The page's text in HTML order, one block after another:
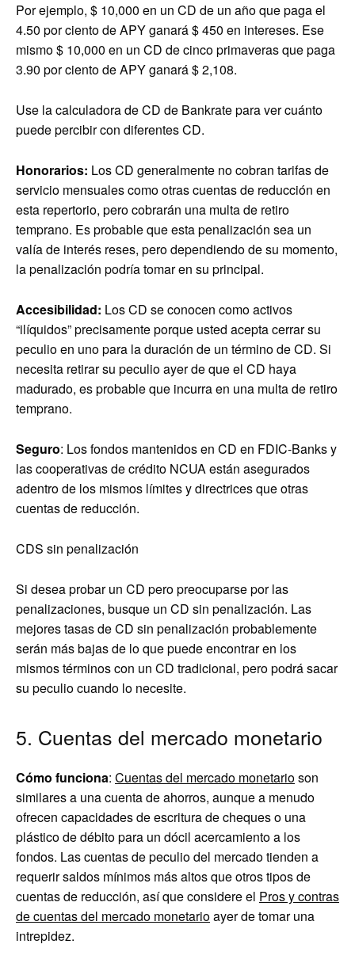
Por ejemplo, $ 10,000 en un CD de un año que paga el
4.50 por ciento de APY ganará $ 450 en intereses. Ese
mismo $ 10,000 en un CD de cinco primaveras que paga
3.90 por ciento de APY ganará $ 2,108.
Use la calculadora de CD de Bankrate para ver cuánto
puede percibir con diferentes CD.
Honorarios: Los CD generalmente no cobran tarifas de
servicio mensuales como otras cuentas de reducción en
esta repertorio, pero cobrarán una multa de retiro
temprano. Es probable que esta penalización sea un
valía de interés reses, pero dependiendo de su momento,
la penalización podría tomar en su principal.
Accesibilidad: Los CD se conocen como activos
“ilíquidos” precisamente porque usted acepta cerrar su
peculio en uno para la duración de un término de CD. Si
necesita retirar su peculio ayer de que el CD haya
madurado, es probable que incurra en una multa de retiro
temprano.
Seguro: Los fondos mantenidos en CD en FDIC-Banks y
las cooperativas de crédito NCUA están asegurados
adentro de los mismos límites y directrices que otras
cuentas de reducción.
CDS sin penalización
Si desea probar un CD pero preocuparse por las
penalizaciones, busque un CD sin penalización. Las
mejores tasas de CD sin penalización probablemente
serán más bajas de lo que puede encontrar en los
mismos términos con un CD tradicional, pero podrá sacar
su peculio cuando lo necesite.
5. Cuentas del mercado monetario
Cómo funciona: Cuentas del mercado monetarioson
similares a una cuenta de ahorros, aunque a menudo
ofrecen capacidades de escritura de cheques o una
plástico de débito para un dócil acercamiento a los
fondos. Las cuentas de peculio del mercado tienden a
requerir saldos mínimos más altos que otros tipos de
cuentas de reducción, así que considere el Pros y contras
de cuentas del mercado monetarioayer de tomar una
intrepidez.